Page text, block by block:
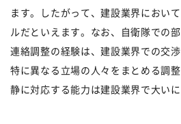
ます。したがって、建設業界におい
ルだといえます。なお、自衛隊での
連絡調整の経験は、建設業界での交
特に異なる立場の人々をまとめる調
静に対応する能力は建設業界で大い